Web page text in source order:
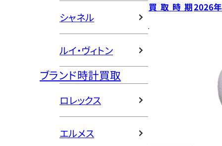
シャネル
ルイ・ヴィトン
ブランド時計買取
ロレックス
エルメス
買取時期2026